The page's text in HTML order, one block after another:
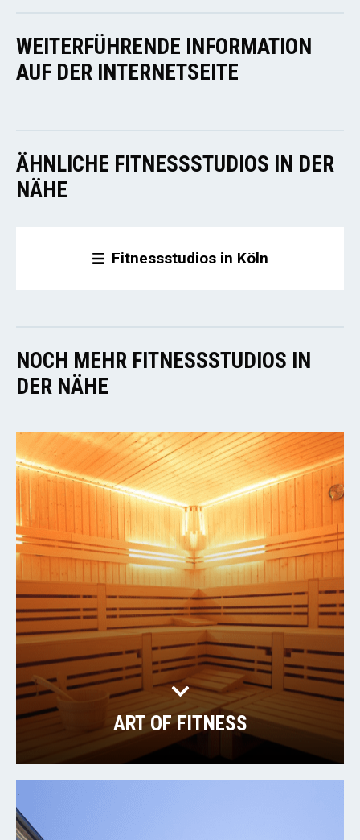
WEITERFÜHRENDE INFORMATION
AUF DER INTERNETSEITE
ÄHNLICHE FITNESSSTUDIOS IN DER
NÄHE
Fitnessstudios in Köln
NOCH MEHR FITNESSSTUDIOS IN
DER NÄHE
ART OF FITNESS